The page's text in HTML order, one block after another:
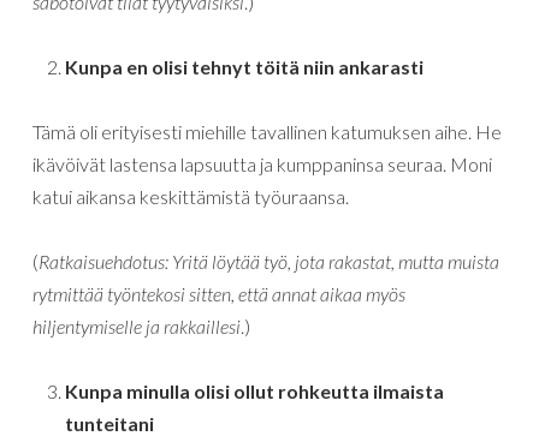
Kunpa en olisi tehnyt töitä niin ankarasti
Tämä oli erityisesti miehille tavallinen katumuksen aihe. He
ikävöivät lastensa lapsuutta ja kumppaninsa seuraa. Moni
katui aikansa keskittämistä työuraansa.
(Ratkaisuehdotus: Yritä löytää työ, jota rakastat, mutta muista
rytmittää työntekosi sitten, että annat aikaa myös
hiljentymiselle ja rakkaillesi .)
Kunpa minulla olisi ollut rohkeutta ilmaista
tunteitani